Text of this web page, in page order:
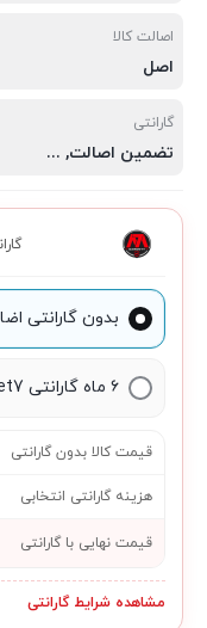
اصالت کالا
اصل
گارانتی
تضمین اصالت ,
سلامت
بدون گارانتی
۶ ماه گارانتی Market7
قیمت کالا بدون گارانتی
هزینه گارانتی انتخابی
قیمت نهایی با گارانتی
مشاهده شرایط گارانتی